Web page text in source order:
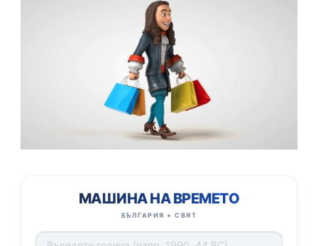
МАШИНА НА ВРЕМЕТО
БЪЛГАРИЯ + СВЯТ